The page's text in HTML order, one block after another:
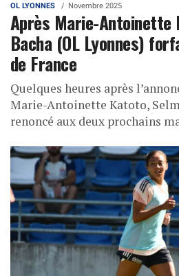
OL LYONNES Novembre 2025
Après Marie-Antoinette
Bacha (OL Lyonnes)
de France
Quelques heures après
Marie-Antoinette Katoto,
renoncé aux deux prochains